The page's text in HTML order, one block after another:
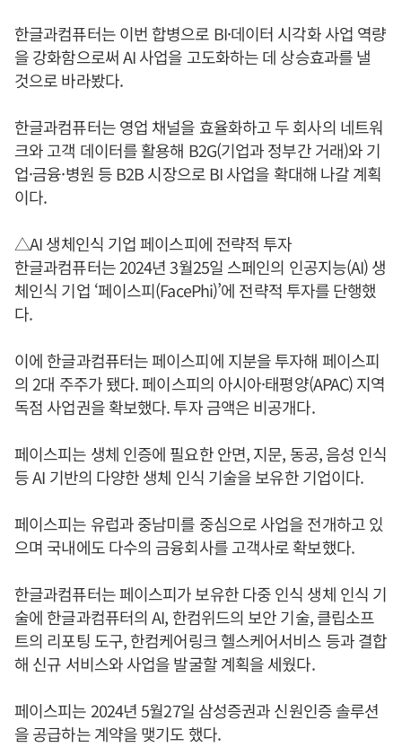
한글과컴퓨터는 이번 합병으로 BI·데이터 시각화 사업 역량
을 강화함으로써 AI 사업을 고도화하는 데 상승효과를 낼
것으로 바라봤다.
한글과컴퓨터는 영업 채널을 효율화하고 두 회사의 네트워
크와 고객 데이터를 활용해 B2G(기업과 정부간 거래)와 기
업·금융·병원 등 B2B 시장으로 BI 사업을 확대해 나갈 계획
이다.
△AI 생체인식 기업 페이스피에 전략적 투자
한글과컴퓨터는 2024년 3월25일 스페인의 인공지능(AI) 생
체인식 기업 ‘페이스피(FacePhi)’에 전략적 투자를 단행했
다.
이에 한글과컴퓨터는 페이스피에 지분을 투자해 페이스피
의 2대 주주가 됐다. 페이스피의 아시아·태평양(APAC) 지역
독점 사업권을 확보했다. 투자 금액은 비공개다.
페이스피는 생체 인증에 필요한 안면, 지문, 동공, 음성 인식
등 AI 기반의 다양한 생체 인식 기술을 보유한 기업이다.
페이스피는 유럽과 중남미를 중심으로 사업을 전개하고 있
으며 국내에도 다수의 금융회사를 고객사로 확보했다.
한글과컴퓨터는 페이스피가 보유한 다중 인식 생체 인식 기
술에 한글과컴퓨터의 AI, 한컴위드의 보안 기술, 클립소프
트의 리포팅 도구, 한컴케어링크 헬스케어서비스 등과 결합
해 신규 서비스와 사업을 발굴할 계획을 세웠다.
페이스피는 2024년 5월27일 삼성증권과 신원인증 솔루션
을 공급하는 계약을 맺기도 했다.